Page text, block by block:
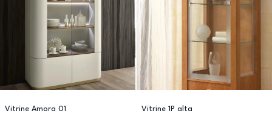
Vitrine Amora 01 Vitrine 1P alta